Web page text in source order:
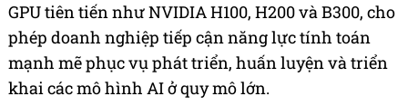
GPU tiên tiến như NVIDIA H100, H200 và B300, cho
phép doanh nghiệp tiếp cận năng lực tính toán
mạnh mẽ phục vụ phát triển, huấn luyện và triển
khai các mô hình AI ở quy mô lớn.